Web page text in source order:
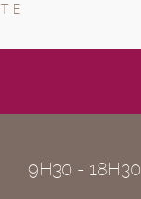
9H30 - 18H30